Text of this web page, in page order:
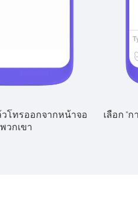
วโทรออกจากหน้าจอ
วกเขา
เลือก "